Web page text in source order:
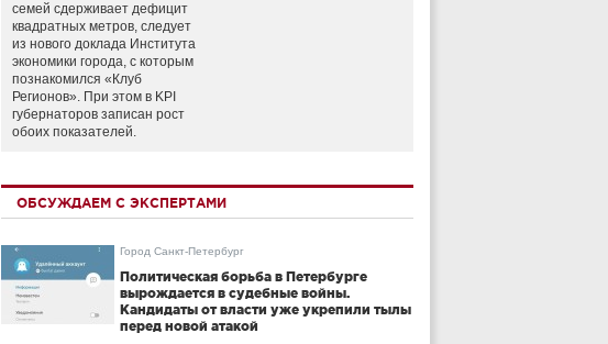
семей сдерживает дефицит
квадратных метров, следует
из нового доклада Института
экономики города, с которым
познакомился «Клуб
Регионов». При этом в KPI
губернаторов записан рост
обоих показателей.
ОБСУЖДАЕМ С ЭКСПЕРТАМИ
Город Санкт-Петербург
Политическая борьба в Петербурге
вырождается в судебные войны.
Кандидаты от власти уже укрепили тылы
перед новой атакой